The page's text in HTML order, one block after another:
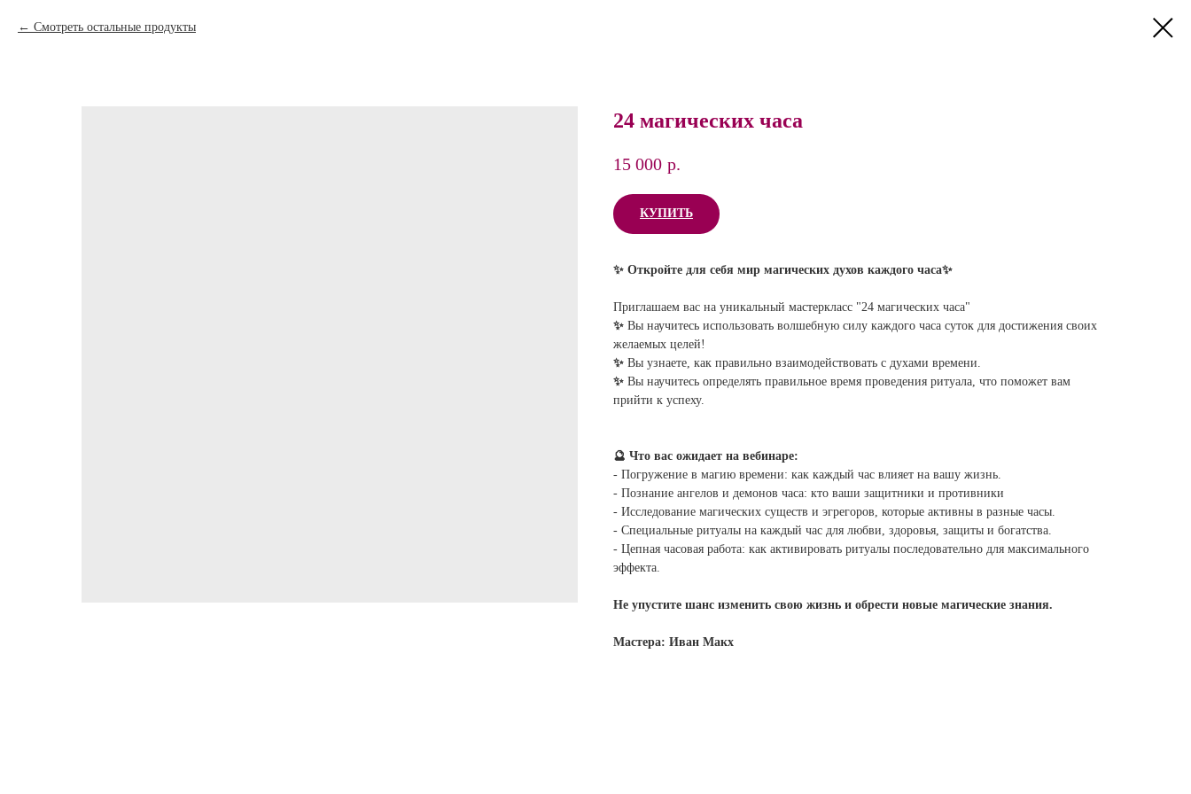
Смотреть остальные продукты
24 магических часа
15 000 р.
КУПИТЬ
✨ Откройте для себя мир магических духов каждого часа✨
Приглашаем вас на уникальный мастеркласс "24 магических часа"
✨ Вы научитесь использовать волшебную силу каждого часа суток для достижения своих
желаемых целей!
✨ Вы узнаете, как правильно взаимодействовать с духами времени.
✨ Вы научитесь определять правильное время проведения ритуала, что поможет вам
прийти к успеху.
🔮 Что вас ожидает на вебинаре:
- Погружение в магию времени: как каждый час влияет на вашу жизнь.
- Познание ангелов и демонов часа: кто ваши защитники и противники
- Исследование магических существ и эгрегоров, которые активны в разные часы.
- Специальные ритуалы на каждый час для любви, здоровья, защиты и богатства.
- Цепная часовая работа: как активировать ритуалы последовательно для максимального
эффекта.
Не упустите шанс изменить свою жизнь и обрести новые магические знания.
Мастера: Иван Макх